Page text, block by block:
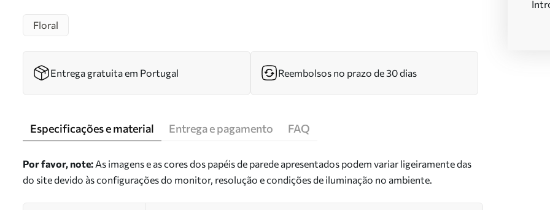
Floral
Entrega gratuita em Portugal Reembolsos no prazo de 30 dias
Especificações e material Entrega e pagamento FAQ
Por favor, note: As imagens e as cores dos papéis de parede apresentados podem variar ligeiramente das
do site devido às configurações do monitor, resolução e condições de iluminação no ambiente.